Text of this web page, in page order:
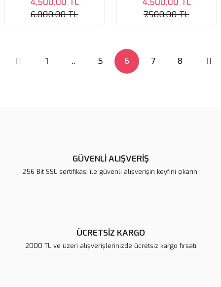
6.000,00 TL
7.500,00 TL
1 .. 5 6 7 8
GÜVENLİ ALIŞVERİŞ
256 Bit SSL sertifikası ile güvenli alışverişin keyfini çıkarın.
ÜCRETSİZ KARGO
2000 TL ve üzeri alışverişlerinizde ücretsiz kargo fırsatı